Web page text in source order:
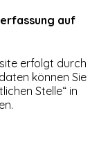
auf
erfolgt durch
können Sie
Stelle“ in